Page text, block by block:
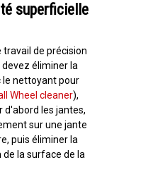
superficielle
de précision
éliminer la
le nettoyant pour
Wheel cleaner),
d'abord les jantes,
sur une jante
puis éliminer la
la surface de la